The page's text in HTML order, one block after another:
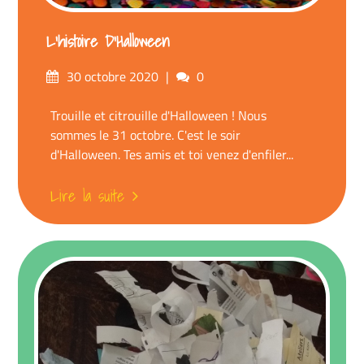
L’histoire D’Halloween
Posté30 octobre 2020 commentaires
0
Trouille et citrouille d'Halloween ! Nous
sommes le 31 octobre. C'est le soir
d'Halloween. Tes amis et toi venez d'enfiler...
Lire la suite